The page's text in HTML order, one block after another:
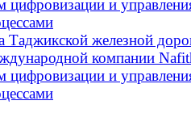
Таджикской железной
компании
цифровизации и